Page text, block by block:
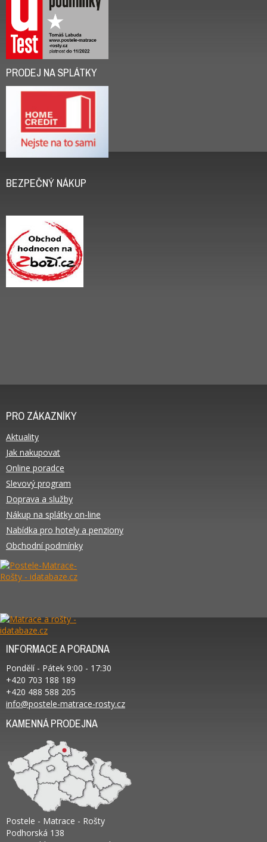
PRODEJ NA SPLÁTKY
BEZPEČNÝ NÁKUP
PRO ZÁKAZNÍKY
Aktuality
Jak nakupovat
Online poradce
Slevový program
Doprava a služby
Nákup na splátky on-line
Nabídka pro hotely a penziony
Obchodní podmínky
INFORMACE A PORADNA
Pondělí - Pátek 9:00 - 17:30
+420 703 188 189
+420 488 588 205
info@postele-matrace-rosty.cz
KAMENNÁ PRODEJNA
Postele - Matrace - Rošty
Podhorská 138